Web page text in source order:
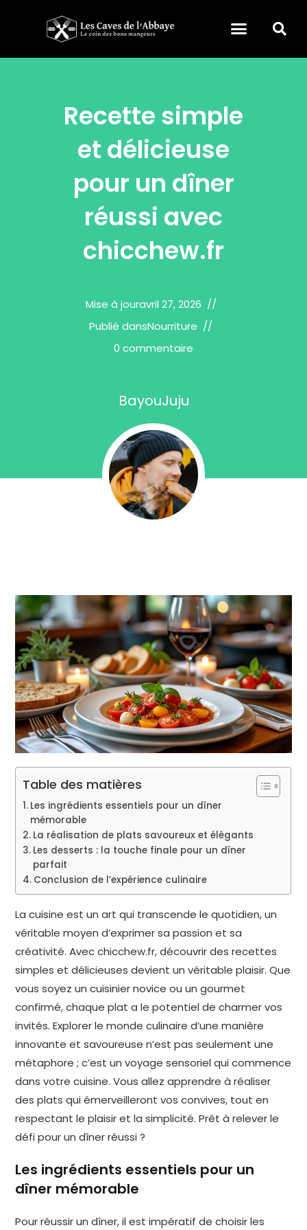
Recette simple
et délicieuse
pour un dîner
réussi avec
chicchew.fr
Mise à jouravril 27, 2026
Publié dansNourriture
0 commentaire
BayouJuju
Table des matières
Les ingrédients essentiels pour un dîner
mémorable
La réalisation de plats savoureux et élégants
Les desserts : la touche finale pour un dîner
parfait
Conclusion de l’expérience culinaire
La cuisine est un art qui transcende le quotidien, un
véritable moyen d’exprimer sa passion et sa
créativité. Avec chicchew.fr, découvrir des recettes
simples et délicieuses devient un véritable plaisir. Que
vous soyez un cuisinier novice ou un gourmet
confirmé, chaque plat a le potentiel de charmer vos
invités. Explorer le monde culinaire d’une manière
innovante et savoureuse n’est pas seulement une
métaphore ; c’est un voyage sensoriel qui commence
dans votre cuisine. Vous allez apprendre à réaliser
des plats qui émerveilleront vos convives, tout en
respectant le plaisir et la simplicité. Prêt à relever le
défi pour un dîner réussi ?
Les ingrédients essentiels pour un
dîner mémorable
Pour réussir un dîner, il est impératif de choisir les